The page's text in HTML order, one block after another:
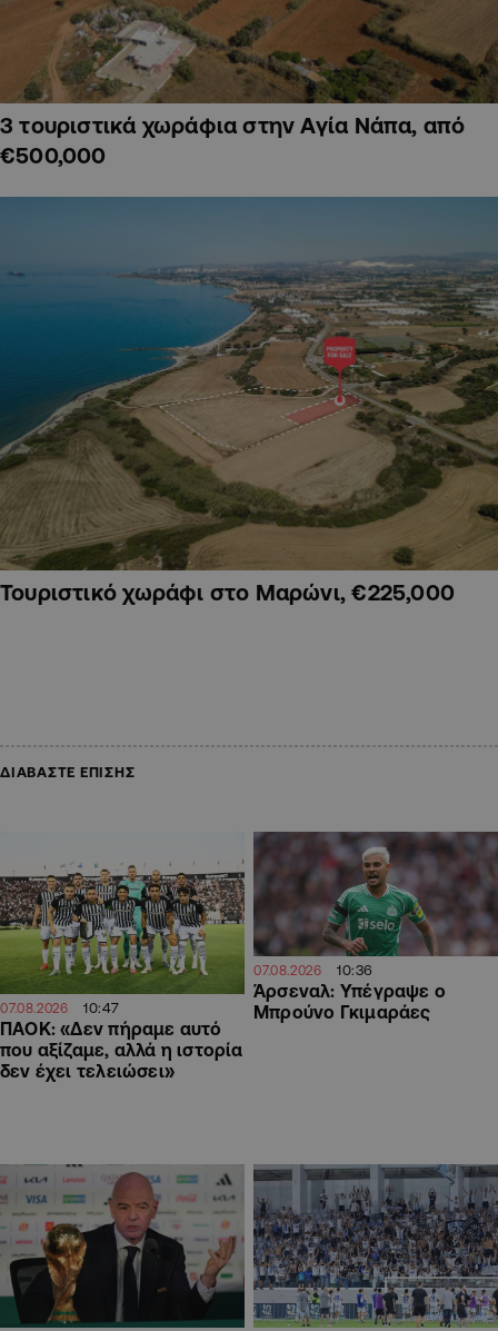
3 τουριστικά χωράφια στην Αγία Νάπα, από
€500,000
Τουριστικό χωράφι στο Μαρώνι, €225,000
ΔΙΑΒΑΣΤΕ ΕΠΙΣΗΣ
07.08.2026 10:47
ΠΑΟΚ: «Δεν πήραμε αυτό
που αξίζαμε, αλλά η ιστορία
δεν έχει τελειώσει»
07.08.2026 10:36
Άρσεναλ: Υπέγραψε ο
Μπρούνο Γκιμαράες